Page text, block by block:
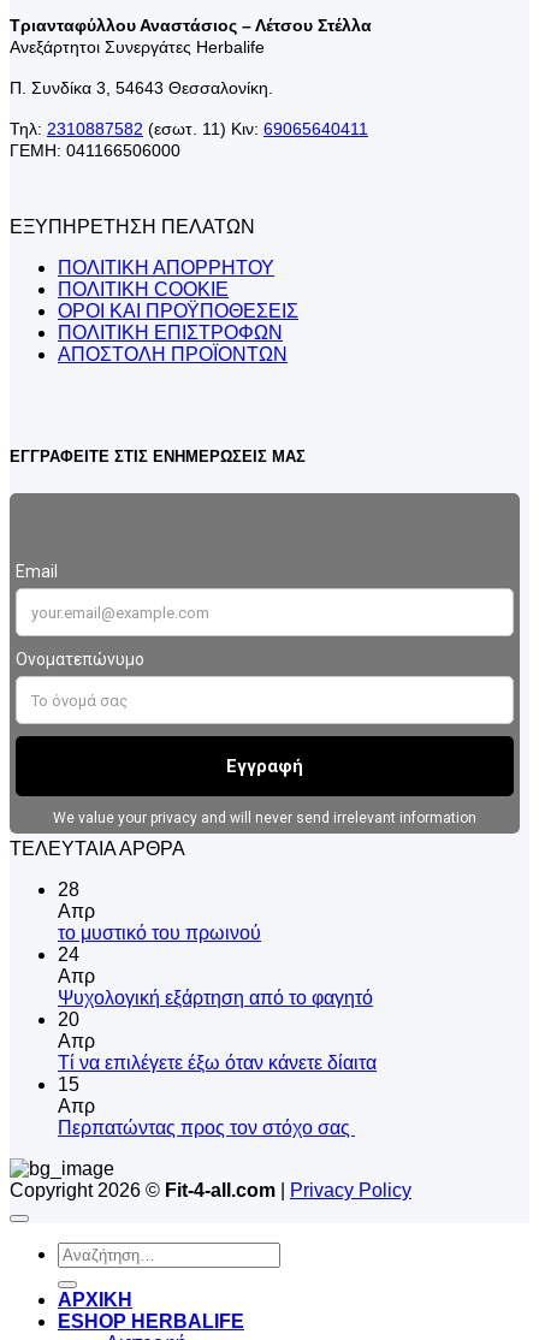
Τριανταφύλλου Αναστάσιος – Λέτσου Στέλλα
Ανεξάρτητοι Συνεργάτες Herbalife
Π. Συνδίκα 3, 54643 Θεσσαλονίκη.
Τηλ: 2310887582 (εσωτ. 11) Κιν: 69065640411
ΓΕΜΗ: 041166506000
ΕΞΥΠΗΡΕΤΗΣΗ ΠΕΛΑΤΩΝ
ΠΟΛΙΤΙΚΗ ΑΠΟΡΡΗΤΟΥ
ΠΟΛΙΤΙΚΗ COOKIE
ΟΡΟΙ ΚΑΙ ΠΡΟΫΠΟΘΕΣΕΙΣ
ΠΟΛΙΤΙΚΗ ΕΠΙΣΤΡΟΦΩΝ
ΑΠΟΣΤΟΛΗ ΠΡΟΪΟΝΤΩΝ
ΕΓΓΡΑΦΕΙΤΕ ΣΤΙΣ ΕΝΗΜΕΡΩΣΕΙΣ ΜΑΣ
ΤΕΛΕΥΤΑΙΑ ΑΡΘΡΑ
28
Απρ
το μυστικό του πρωινού
στο
του
24
Απρ
Ψυχολογική εξάρτηση από το φαγητόΔεν
στο
20
Απρ
Tί να επιλέγετε έξω όταν κάνετε δίαιταΔεν
επιλέγετε
15
Απρ
Περπατώντας προς τον στόχο σας
στο
Copyright 2026 © Fit-4-all.com Privacy Policy
Αναζήτηση
για:
ΑΡΧΙΚΗ
ESHOP HERBALIFE